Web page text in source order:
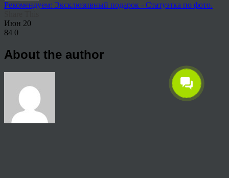
Рекомендуем: Эксклюзивный подарок - Статуэтка по фото.
Июн 20
84 0
About the author